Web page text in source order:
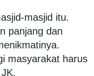
masjid itu.
panjang dan
masyarakat harus